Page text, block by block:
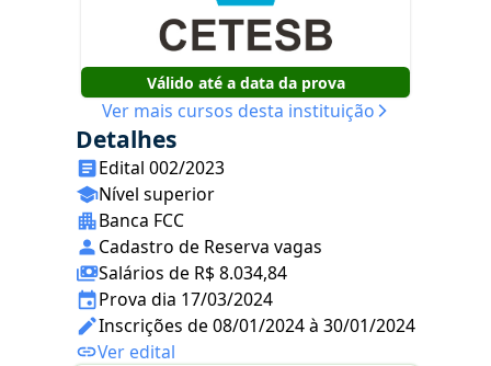
Válido até a data da prova
Ver mais cursos desta instituição
Detalhes
Edital 002/2023
Nível superior
Banca FCC
Cadastro de Reserva vagas
Salários de R$ 8.034,84
Prova dia 17/03/2024
Inscrições de 08/01/2024 à 30/01/2024
Ver edital